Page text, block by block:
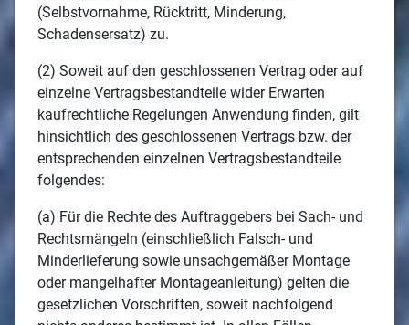
(Selbstvornahme, Rücktritt, Minderung,
Schadensersatz) zu.
(2) Soweit auf den geschlossenen Vertrag oder auf
einzelne Vertragsbestandteile wider Erwarten
kaufrechtliche Regelungen Anwendung finden, gilt
hinsichtlich des geschlossenen Vertrags bzw. der
entsprechenden einzelnen Vertragsbestandteile
folgendes:
(a) Für die Rechte des Auftraggebers bei Sach- und
Rechtsmängeln (einschließlich Falsch- und
Minderlieferung sowie unsachgemäßer Montage
oder mangelhafter Montageanleitung) gelten die
gesetzlichen Vorschriften, soweit nachfolgend